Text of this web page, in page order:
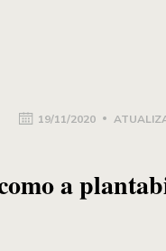
19/11/2020
a